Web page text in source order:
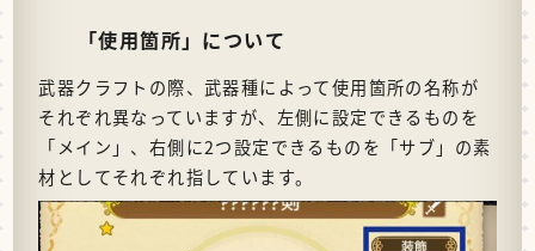
「使用箇所」について
武器クラフトの際、武器種によって使用箇所の名称が
それぞれ異なっていますが、左側に設定できるものを
「メイン」、右側に2つ設定できるものを「サブ」の素
材としてそれぞれ指しています。